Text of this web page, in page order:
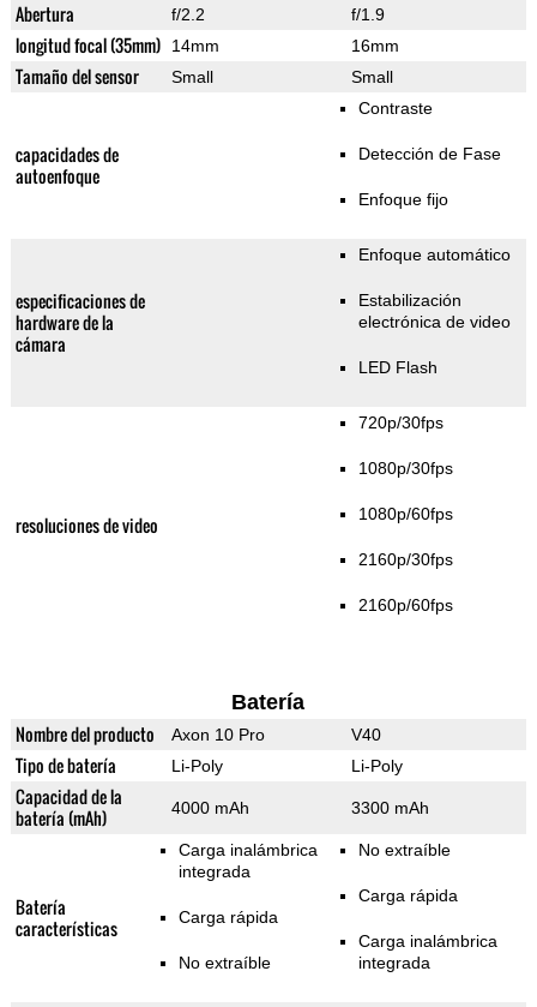
Abertura f/2.2 f/1.9
longitud focal (35mm) 14mm 16mm
Tamaño del sensor Small Small
capacidades de
autoenfoque
Contraste
Detección de Fase
Enfoque fijo
especificaciones de
hardware de la
cámara
Enfoque automático
Estabilización
electrónica de video
LED Flash
resoluciones de video
720p/30fps
1080p/30fps
1080p/60fps
2160p/30fps
2160p/60fps
Batería
Nombre del producto Axon 10 Pro V40
Tipo de batería Li-Poly Li-Poly
Capacidad de la
batería (mAh)
4000 mAh 3300 mAh
Batería
características
Carga inalámbrica
integrada
Carga rápida
No extraíble
No extraíble
Carga rápida
Carga inalámbrica
integrada